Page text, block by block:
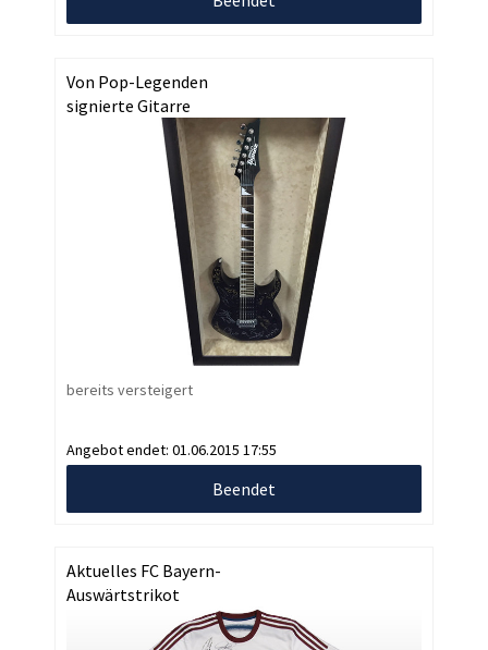
Von Pop-Legenden
signierte Gitarre
bereits versteigert
Angebot endet: 01.06.2015 17:55
Beendet
Aktuelles FC Bayern-
Auswärtstrikot